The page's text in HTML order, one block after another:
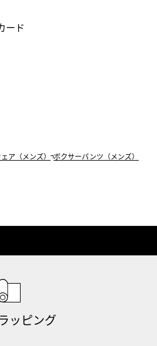
ード
ア（メンズ） ボクサーパンツ（メンズ）
ッピング